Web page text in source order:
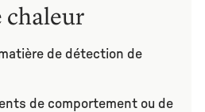
chaleur
de détection de
de comportement ou de